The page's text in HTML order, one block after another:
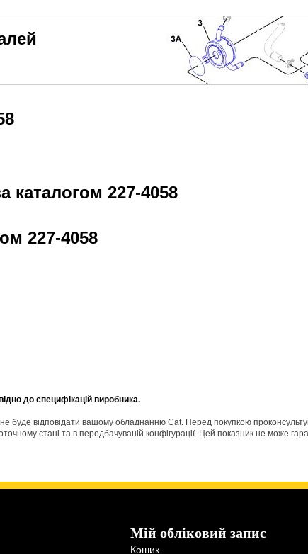
каталогом 227-4058
227-4058
до специфікацій виробника.
не буде відповідати вашому обладнанню Cat. Перед покупкою
стані та в передбачуваній конфігурації. Цей показник не може
Мій обліковий запис
Кошик